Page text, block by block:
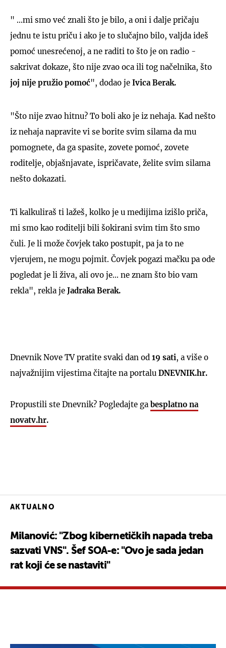
" ...mi smo već znali što je bilo, a oni i dalje pričaju
jednu te istu priču i ako je to slučajno bilo, valjda ideš
pomoć unesrećenoj, a ne raditi to što je on radio -
sakrivat dokaze, što nije zvao oca ili tog načelnika, što
joj nije pružio pomoć", dodao je Ivica Berak.
"Što nije zvao hitnu? To boli ako je iz nehaja. Kad nešto
iz nehaja napravite vi se borite svim silama da mu
pomognete, da ga spasite, zovete pomoć, zovete
roditelje, objašnjavate, ispričavate, želite svim silama
nešto dokazati.
Ti kalkuliraš ti lažeš, kolko je u medijima izišlo priča,
mi smo kao roditelji bili šokirani svim tim što smo
čuli. Je li može čovjek tako postupit, pa ja to ne
vjerujem, ne mogu pojmit. Čovjek pogazi mačku pa ode
pogledat je li živa, ali ovo je... ne znam što bio vam
rekla", rekla je Jadraka Berak.
Dnevnik Nove TV pratite svaki dan od 19 sati, a više o
najvažnijim vijestima čitajte na portalu DNEVNIK.hr.
Propustili ste Dnevnik? Pogledajte ga besplatno na
novatv.hr.
AKTUALNO
Milanović: "Zbog kibernetičkih napada treba
sazvati VNS". Šef SOA-e: "Ovo je sada jedan
rat koji će se nastaviti"